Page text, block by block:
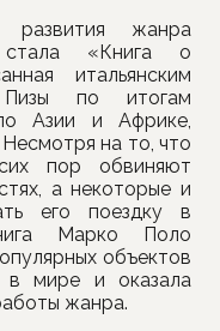
жанра
«Книга о
итальянским
по итогам
Азии и Африке,
на то, что
пор обвиняют
а некоторые и
его поездку в
Марко Поло
объектов
в мире и оказала
жанра.